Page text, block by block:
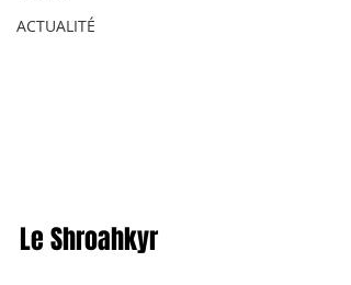
ACTUALITÉ
Le Shroahkyr